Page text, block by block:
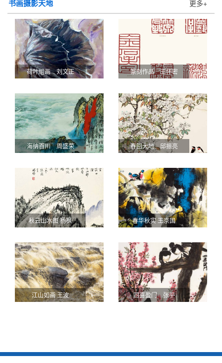
书画摄影天地 更多+
荷叶组画 刘文正 篆刻作品 王怀密
海纳百川 周盛荣 春回大地 邱振亮
秋云山水图 杨枫 春华秋实 王京国
江山如画 王波 四喜盈门 张平